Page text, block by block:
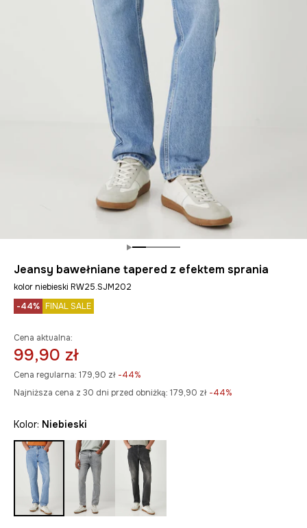
Jeansy bawełniane tapered z efektem sprania
kolor niebieski RW25.SJM202
-44% FINAL SALE
Cena aktualna:
99,90 zł
Cena regularna: 179,90 zł -44%
Najniższa cena z 30 dni przed obniżką: 179,90 zł -44%
Kolor: niebieski